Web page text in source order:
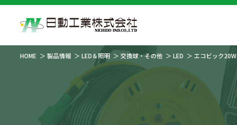
HOME 製品情報 LED＆照明 交換球・その他 LED エコビック20W